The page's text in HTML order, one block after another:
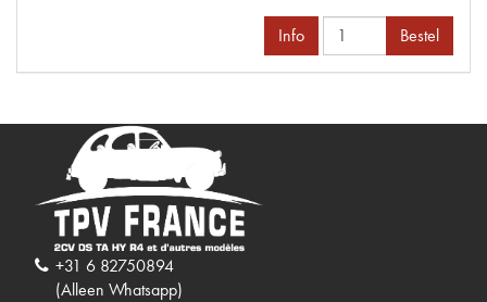
Info Bestel
+31 6 82750894
(Alleen Whatsapp)